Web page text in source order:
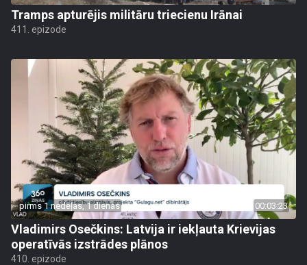
Tramps apturējis militāru triecienu Irānai
411. epizode
pirms 1 nedēļas, 1 dienas 00:03:23
Vladimirs Osečkins: Latvija ir iekļauta Krievijas
operatīvās izstrādes plānos
410. epizode